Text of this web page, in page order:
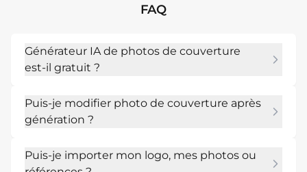
FAQ
Générateur IA de photos de couverture
est-il gratuit ?
IA gratuits après votre inscription et tester le
créateur de photos de couverture AI avant de
Puis-je modifier photo de couverture après
génération ?
zone de sécurité du logo, l'image focale, le
Puis-je importer mon logo, mes photos ou